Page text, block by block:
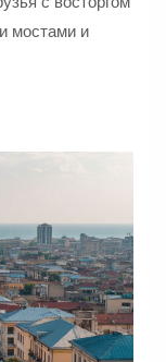
мостами и